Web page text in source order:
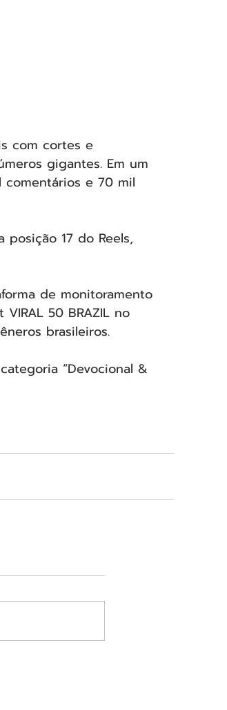
com cortes e
gigantes. Em um
comentários e 70 mil
17 do Reels,
de monitoramento
50 BRAZIL no
brasileiros.
“Devocional &